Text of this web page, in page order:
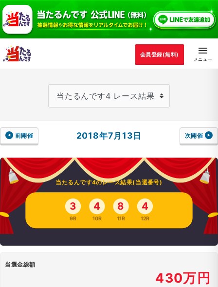
会員登録(無料)
前開催 2018年7月13日 次開催
当たるんです4のレース結果(当選番号)
3
9R
4
10R
8
11R
4
12R
当選金総額
430万円